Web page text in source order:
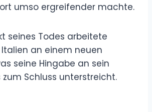
umso ergreifender machte.
seines Todes arbeitete
an einem neuen
seine Hingabe an sein
zum Schluss unterstreicht.